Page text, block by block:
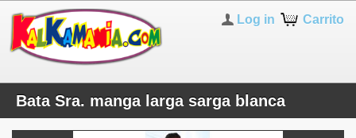
Carrito
Log in
Bata Sra. manga larga sarga blanca